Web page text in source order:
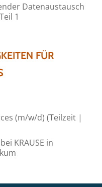
Datenaustausch
1
FÜR
(m/w/d) (Teilzeit |
KRAUSE in